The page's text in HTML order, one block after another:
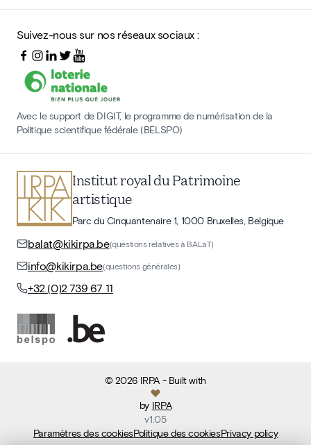
Suivez-nous sur nos réseaux sociaux :
Avec le support de DIGIT, le programme de numérisation de la
Politique scientifique fédérale (BELSPO)
Institut royal du Patrimoine
artistique
Parc du Cinquantenaire 1, 1000 Bruxelles, Belgique
balat@kikirpa.be(questions relatives à BALaT)
info@kikirpa.be(questions générales)
+32 (0)2 739 67 11
©2026 IRPA- Built with
by IRPA
v1.05
Paramètres des cookiesPolitique des cookiesPrivacy policy